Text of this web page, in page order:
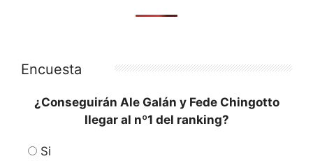
Encuesta
¿Conseguirán Ale Galán y Fede Chingotto
llegar al nº1 del ranking?
Si